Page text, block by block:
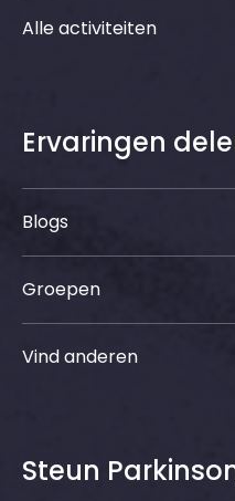
Alle activiteiten
Ervaringen
Blogs
Groepen
Vind anderen
Steun